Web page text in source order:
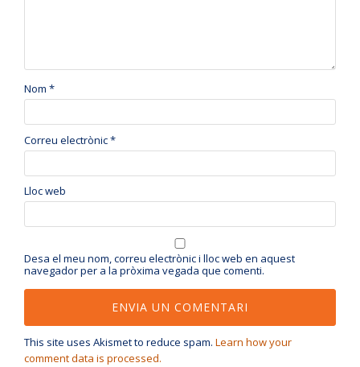
Nom *
Correu electrònic*
Lloc web
Desa el meu nom, correu electrònic i lloc web en aquest
navegador per a la pròxima vegada que comenti.
This site uses Akismet to reduce spam. Learn how your
comment data is processed.